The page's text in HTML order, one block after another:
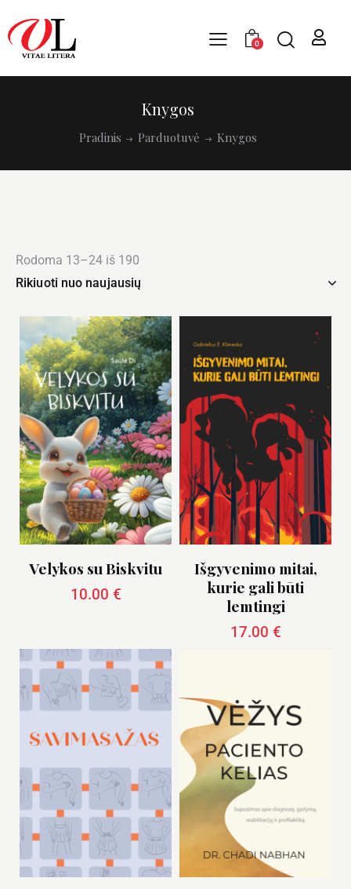
0
Knygos
Pradinis Parduotuvė Knygos
Rodoma 13–24 iš 190
Velykos su Biskvitu
10.00 €
Išgyvenimo mitai,
kurie gali būti
lemtingi
17.00 €